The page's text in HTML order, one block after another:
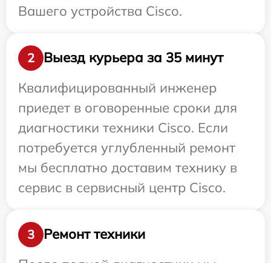
Вашего устройства Cisco.
2
Выезд курьера за 35 минут
Квалифицированный инженер
приедет в оговоренные сроки для
диагностики техники Cisco. Если
потребуется углубленный ремонт
мы бесплатно доставим технику в
сервис в сервисный центр Cisco.
3
Ремонт техники